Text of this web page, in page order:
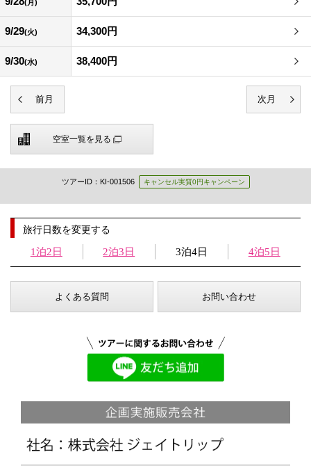
(月)
9/29(火) 34,300円
9/30(水) 38,400円
空室一覧を見る
ツアーID：KI-001506 キャンセル実質0円キャンペーン
旅行日数を変更する
1泊2日 2泊3日 3泊4日 4泊5日
よくある質問 お問い合わせ